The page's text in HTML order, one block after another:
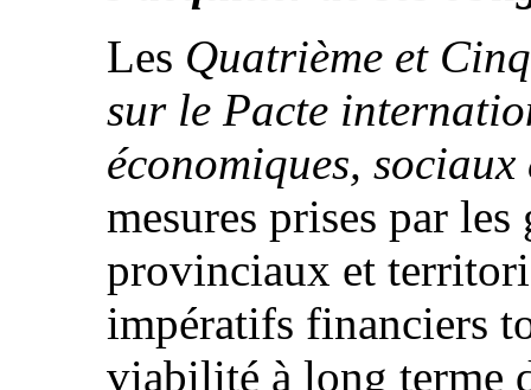
Les Quatrième et
sur le Pacte
économiques,
mesures prises par
provinciaux et
impératifs financiers
viabilité à long terme